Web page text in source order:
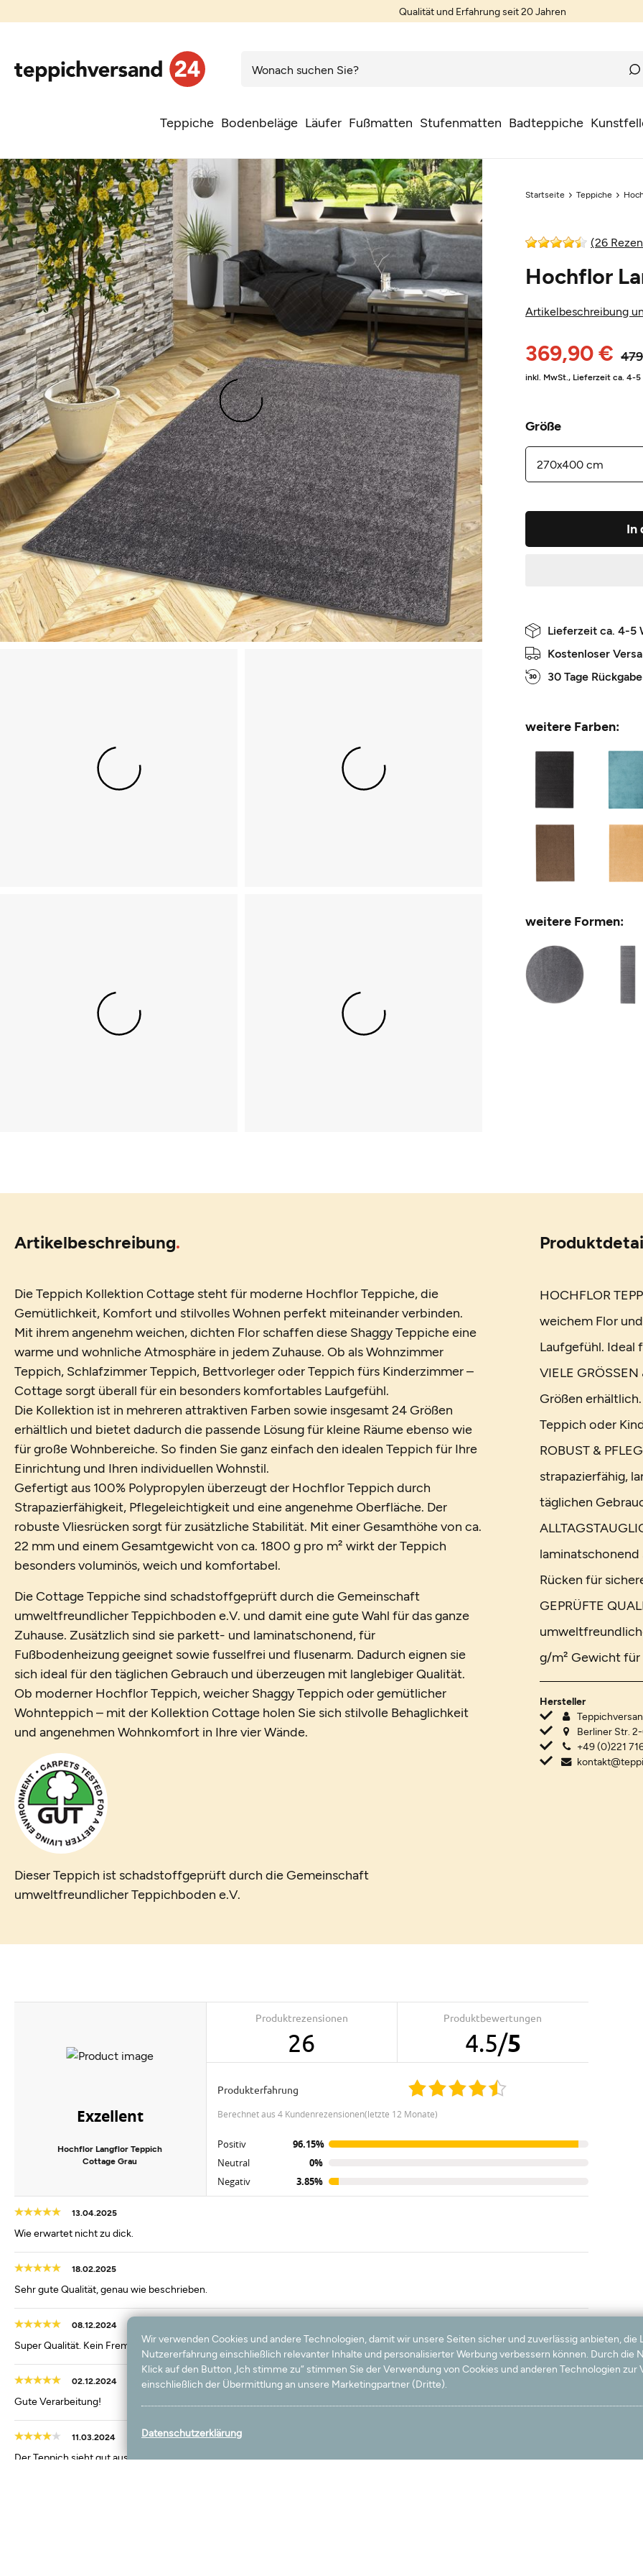
Qualität und Erfahrung seit 20 Jahren
Teppiche Bodenbeläge Läufer Fußmatten Stufenmatten Badteppiche
Startseite Teppiche
(26
Hochflor
Artikelbeschreibung
369,90 €
inkl. MwSt., Lieferzeit ca. 4-5
Größe
In
Lieferzeit ca. 4-5
Kostenloser
30 Tage
weitere Farben:
weitere Formen:
Artikelbeschreibung
Die Teppich Kollektion Cottage steht für moderne Hochflor Teppiche, die
Gemütlichkeit, Komfort und stilvolles Wohnen perfekt miteinander verbinden.
Mit ihrem angenehm weichen, dichten Flor schaffen diese Shaggy Teppiche eine
warme und wohnliche Atmosphäre in jedem Zuhause. Ob als Wohnzimmer
Teppich, Schlafzimmer Teppich, Bettvorleger oder Teppich fürs Kinderzimmer –
Cottage sorgt überall für ein besonders komfortables Laufgefühl.
Die Kollektion ist in mehreren attraktiven Farben sowie insgesamt 24 Größen
erhältlich und bietet dadurch die passende Lösung für kleine Räume ebenso wie
für große Wohnbereiche. So finden Sie ganz einfach den idealen Teppich für Ihre
Einrichtung und Ihren individuellen Wohnstil.
Gefertigt aus 100% Polypropylen überzeugt der Hochflor Teppich durch
Strapazierfähigkeit, Pflegeleichtigkeit und eine angenehme Oberfläche. Der
robuste Vliesrücken sorgt für zusätzliche Stabilität. Mit einer Gesamthöhe von ca.
22 mm und einem Gesamtgewicht von ca. 1800 g pro m² wirkt der Teppich
besonders voluminös, weich und komfortabel.
Die Cottage Teppiche sind schadstoffgeprüft durch die Gemeinschaft
umweltfreundlicher Teppichboden e.V. und damit eine gute Wahl für das ganze
Zuhause. Zusätzlich sind sie parkett- und laminatschonend, für
Fußbodenheizung geeignet sowie fusselfrei und flusenarm. Dadurch eignen sie
sich ideal für den täglichen Gebrauch und überzeugen mit langlebiger Qualität.
Ob moderner Hochflor Teppich, weicher Shaggy Teppich oder gemütlicher
Wohnteppich – mit der Kollektion Cottage holen Sie sich stilvolle Behaglichkeit
und angenehmen Wohnkomfort in Ihre vier Wände.
Dieser Teppich ist schadstoffgeprüft durch die Gemeinschaft
umweltfreundlicher Teppichboden e.V.
HOCHFLOR
weichem Flor
Laufgefühl. Ideal
VIELE
Größen
Teppich oder
ROBUST &
strapazierfähig,
täglichen
Rücken für
GEPRÜFTE
g/m² Gewicht
Hersteller
Berliner Str.
+49 (0)221
Exzellent
Hochflor Langflor Teppich
Cottage Grau
Produktrezensionen
26
Produktbewertungen
4.5/5
Produkterfahrung
berechnet aus 4 Kundenrezensionen(letzte 12 Monate)
Positiv
96.15%
Neutral
0%
Negativ
3.85%
13.04.2025
Wie erwartet nicht zu dick.
18.02.2025
Sehr gute Qualität, genau wie beschrieben.
08.12.2024
Super Qualität. Kein Fremdgeruch. Mega
02.12.2024
Gute Verarbeitung!
11.03.2024
Der Teppich sieht gut aus und riecht auch nicht. Allerdings konnte ich auf dem Bild nicht erkennen, dass er eine etwas
Wir verwenden Cookies und andere Technologien, damit wir unsere Seiten sicher und zuverlässig anbieten, die
Nutzererfahrung einschließlich relevanter Inhalte und personalisierter Werbung verbessern können. Durch die
Klick auf den Button „Ich stimme zu“ stimmen Sie der Verwendung von Cookies und anderen Technologien zur
einschließlich der Übermittlung an unsere Marketingpartner (Dritte).
Datenschutzerklärung